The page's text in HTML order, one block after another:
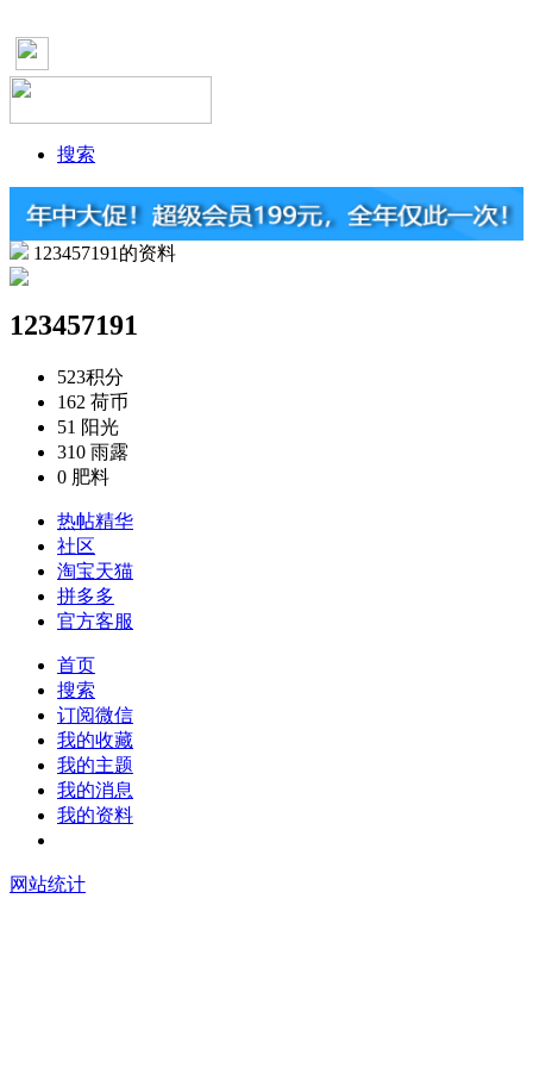
搜索
123457191的资料
123457191
523积分
162 荷币
51 阳光
310 雨露
0 肥料
热帖精华
社区
淘宝天猫
拼多多
官方客服
首页
搜索
订阅微信
我的收藏
我的主题
我的消息
我的资料
网站统计